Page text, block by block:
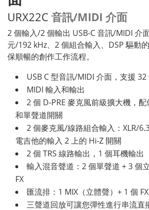
URX22C 音訊/MIDI 介面
2 個輸入/2 個輸出 USB-C 音訊/MIDI 介
元/192 kHz、2 個組合輸入、DSP 驅動
保順暢的創作工作流程。
USB C 型音訊/MIDI 介面，支援
MIDI 輸入和輸出
2 個 D-PRE 麥克風前級擴大機，
和單聲道開關
2 個麥克風/線路組合輸入：XLR/
電吉他的輸入 2 上的 Hi-Z 開關
2 個 TRS 線路輸出，1 個耳機輸出
輸入混音聲道：2 個單聲道 + 3 個
FX
匯流排：1 MIX（立體聲）+ 1 個
三聲道回放可讓您彈性進行串流直